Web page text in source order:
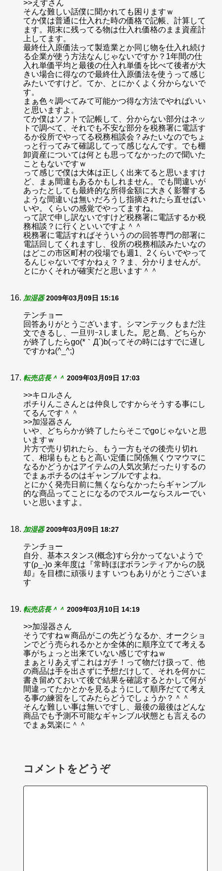
>>えすさん
そんな難しい話僕に聞かれても困りますｗ
てか僕は普通に仕入れた時の価格で記帳、計算して
ます。期末に残ってる物は仕入れ価格のまま資産計
上してます。
最終仕入原価法って製造業とか同じ物を仕入れ続け
る企業が使う方法なんじゃないですか？1年間の仕
入れ単価平均と最後の仕入れ単価を比べて後者が大
きい場合に得なので最終仕入原価法を使うって感じ
みたいですけど。てか、とにかくよく分からないで
す。
まぁ色々調べてみて可能かつ得な方法でやればいい
と思いますよ。
てか僕はソフトで記帳して、分からない部分はネッ
トで調べて、それでも不安な部分を税務署に電話す
るか役所でやってる税務相談会？みたいなのでちょ
っと行ってみて確認してって感じなんです。でも棚
卸資産については何とも思ってなかったので聞いた
こともないですｗ
って感じで僕は大体は正しく出来てると思いますけ
ど、まぁ間違もあるかもしれません。でも間違いが
あったとしても最終的な所得金額に大きく影響する
ような間違いは無いだろうし指摘されたら直せばい
いや。くらいの感覚でやってますね。
って訳で申し訳ないですけど税務署に電話するか税
務相談？に行くといいですよ＾＾
税務署に電話すればそういうのの回答専門の部署に
電話回してくれますし、役所の税務相談みたいなの
はどこの市区町村の役場でも週1、2くらいでやって
るんじゃないですかねぇ？？ま、分かりませんが。
とにかくそれが確実だと思います＾＾
加湿器 2009年03月09日 15:16
テンチョー
回答ありがとうございます。シマンテックもまだ注
文できるし、一旦ﾘﾘｰｽしました。尼と島、どちらか
が終了したらgo(*｀Д´)b(ってその時にはすでに遅し
ですかね(^_^;)
転売店長＾＾ 2009年03月09日 17:03
>>キロルさん
ポチりんこさんとは仲良しですからそうする事にし
てるんです＾＾
>>加湿器さん
いや、どちらかが終了したらそこでgoじゃないと思
いますｗ
片方で売り切れたら、もう一方もその後売り切れ
て、相場ももともと高い定価に関係無くウマウマに
なるかどうかはアイテムの人気次第だったりするの
でまぁポチるのはギャンブルですよね。
とにかく発売日前に無くならなかったらギャンブル
的な商品ってことになるのでスルーならスルーでい
いと思いますよ。
加湿器 2009年03月09日 18:27
テンチョー
自分、基本スタンス(概念)すら分かってないようで
す(ρ_-)o 来年度は『常時ほぼボランティアからの脱
却』を目標に頑張ります いつもありがとうございま
す
転売店長＾＾ 2009年03月10日 14:19
>>加湿器さん
そうですねｗ商品がこの先どうなるか、オークショ
ンでどう売られるかとか全体的に順序立てて考える
事がちょっと出来ていない感じですねｗ
まぁとりあえずこれはガチ！って物だけ扱って、他
の商品は手を出さずに予想だけして、それを何かに
書き留めておいて後で結果を確認するとかして何が
間違ってたかとかを見るようにして順序だてて考え
る事の練習をしてみたらどうでしょうか？＾＾
そんな難しい事は無いですし、最後の最後はどんな
商品でも予測不可能なギャンブル状態とも言えるの
でまぁ気楽に＾＾
コメントをどうぞ